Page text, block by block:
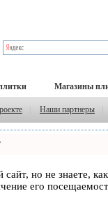
Магазины
Наши партнеры
но не знаете,
его